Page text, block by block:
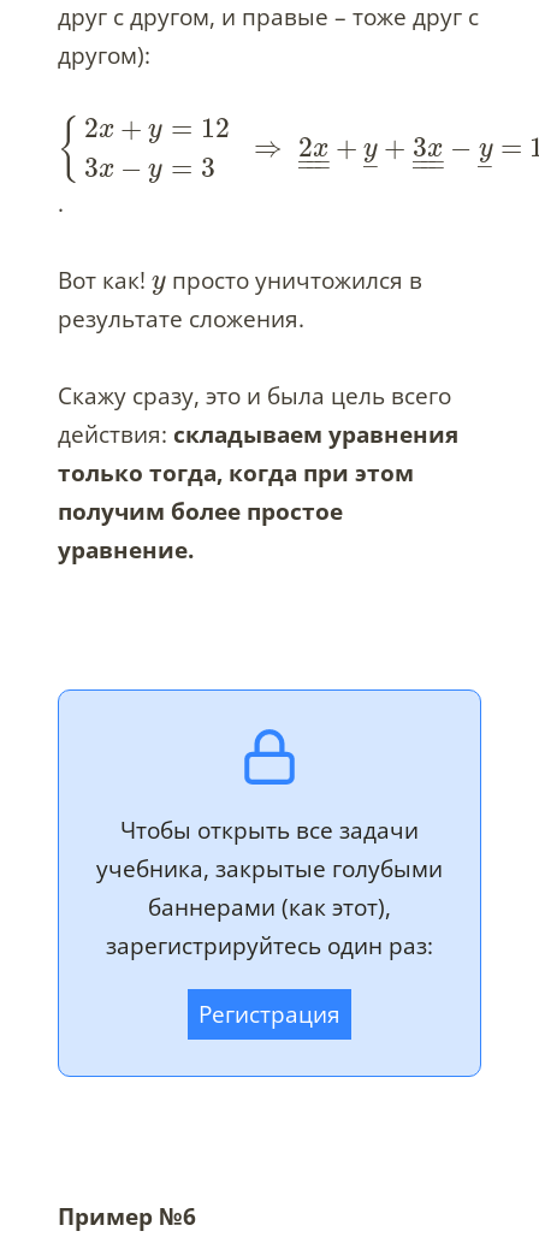
друг с другом, и правые – тоже друг с
другом):
{ 2x + y = 12
3x − y = 3
⇒ 2x
––
–
––
–
+ y
–
+ 3x
––
–
––
–
− y
–
=
.
Вот как! y просто уничтожился в
результате сложения.
Скажу сразу, это и была цель всего
действия: складываем уравнения
только тогда, когда при этом
получим более простое
уравнение.
Чтобы открыть все задачи
учебника, закрытые голубыми
баннерами (как этот),
зарегистрируйтесь один раз:
Регистрация
Пример №6